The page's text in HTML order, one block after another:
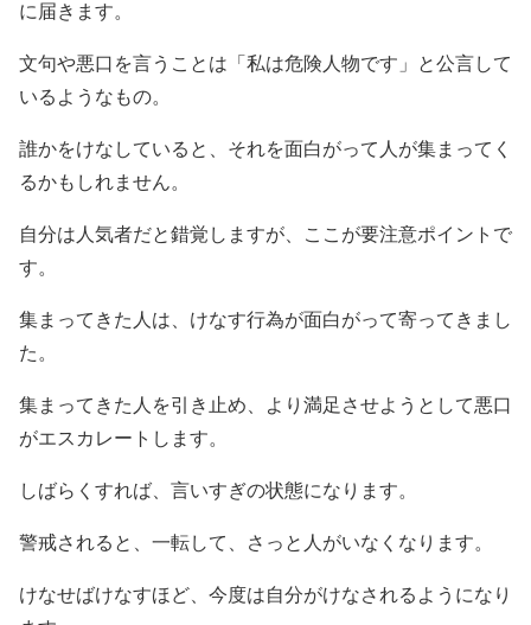
に届きます。
文句や悪口を言うことは「私は危険人物です」と公言して
いるようなもの。
誰かをけなしていると、それを面白がって人が集まってく
るかもしれません。
自分は人気者だと錯覚しますが、ここが要注意ポイントで
す。
集まってきた人は、けなす行為が面白がって寄ってきまし
た。
集まってきた人を引き止め、より満足させようとして悪口
がエスカレートします。
しばらくすれば、言いすぎの状態になります。
警戒されると、一転して、さっと人がいなくなります。
けなせばけなすほど、今度は自分がけなされるようになり